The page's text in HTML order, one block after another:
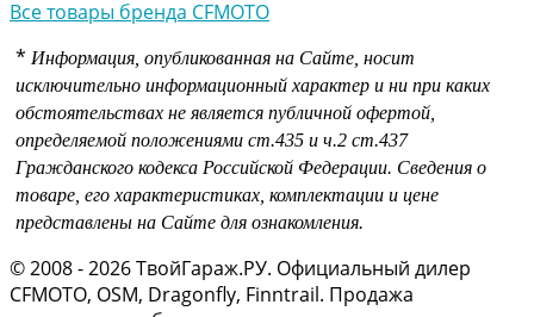
Все товары бренда CFMOTO
* Информация, опубликованная на Сайте, носит
исключительно информационный характер и ни при каких
обстоятельствах не является публичной офертой,
определяемой положениями ст.435 и ч.2 ст.437
Гражданского кодекса Российской Федерации. Сведения о
товаре, его характеристиках, комплектации и цене
представлены на Сайте для ознакомления.
© 2008 - 2026 ТвойГараж.РУ. Официальный дилер
CFMOTO, OSM, Dragonfly, Finntrail. Продажа